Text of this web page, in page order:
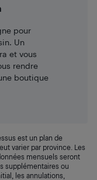
pour
Un
et vous
rendre
boutique
est un plan de
varier par province. Les
mensuels seront
supplémentaires ou
les annulations,